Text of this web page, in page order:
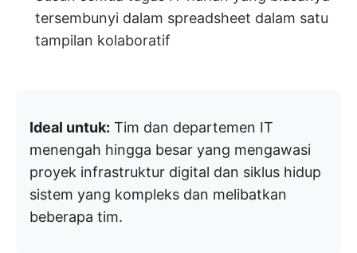
tersembunyi dalam spreadsheet dalam satu
tampilan kolaboratif
Ideal untuk: Tim dan departemen IT
menengah hingga besar yang mengawasi
proyek infrastruktur digital dan siklus hidup
sistem yang kompleks dan melibatkan
beberapa tim.